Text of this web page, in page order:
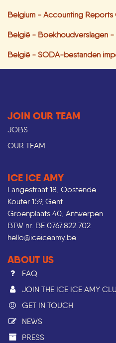
Belgium - Accounting Reports
België - Boekhoudverslagen -
België - SODA-bestanden
JOIN OUR TEAM
JOBS
OUR TEAM
ICE ICE AMY
Langestraat 18, Oostende
Kouter 159, Gent
Groenplaats 40, Antwerpen
BTW nr. BE 0767.822.702
hello@iceiceamy.be
ABOUT US
FAQ
JOIN THE ICE ICE AMY
GET IN TOUCH
NEWS
PRESS​